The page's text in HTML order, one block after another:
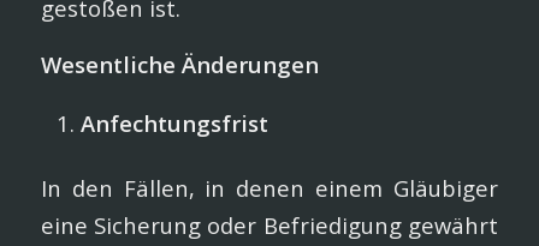
gestoßen ist.
Wesentliche Änderungen
Anfechtungsfrist
In den Fällen, in denen einem Gläubiger
eine Sicherung oder Befriedigung gewährt